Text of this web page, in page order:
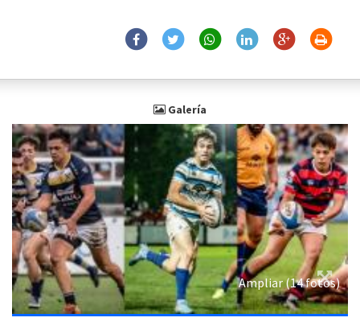
Galería
Ampliar (14 fotos)